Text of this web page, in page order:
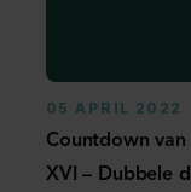
05 APRIL 2022
Countdown
XVI – Dubbele